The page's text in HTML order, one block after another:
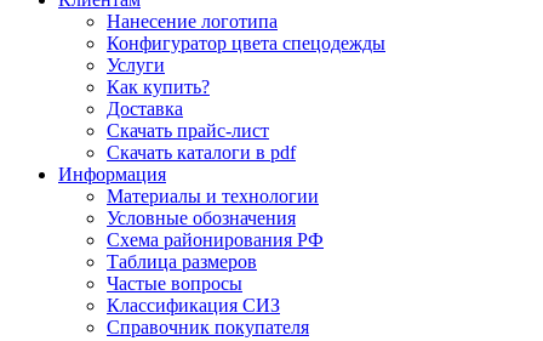
Нанесение логотипа
Конфигуратор цвета спецодежды
Услуги
Как купить?
Доставка
Скачать прайс-лист
Скачать каталоги в pdf
Информация
Материалы и технологии
Условные обозначения
Схема районирования РФ
Таблица размеров
Частые вопросы
Классификация СИЗ
Справочник покупателя